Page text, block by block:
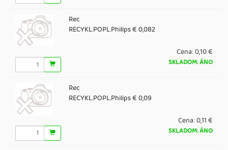
Rec
RECYKL.POPL.Philips € 0,082
Cena:0,10 €
SKLADOM: ÁNO
Rec
RECYKL.POPL.Philips € 0,09
Cena:0,11 €
SKLADOM: ÁNO